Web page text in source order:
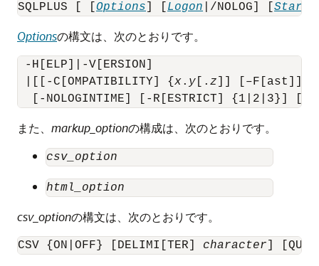
SQLPLUS [ [ Options Logon |/NOLOG] [ Start
Optionsの構文は、次のとおりです。
-H[ELP]|-V[ERSION]
|[[-C[OMPATIBILITY] {x. y [. z ]] [–F[ast]] [-
[-NOLOGINTIME] [-R[ESTRICT] {1|2|3}] [-
また、 markup_optionの構成は、次のとおりです。
csv_option
html_option
csv_optionの構文は、次のとおりです。
CSV {ON|OFF} [DELIMI[TER] character ]